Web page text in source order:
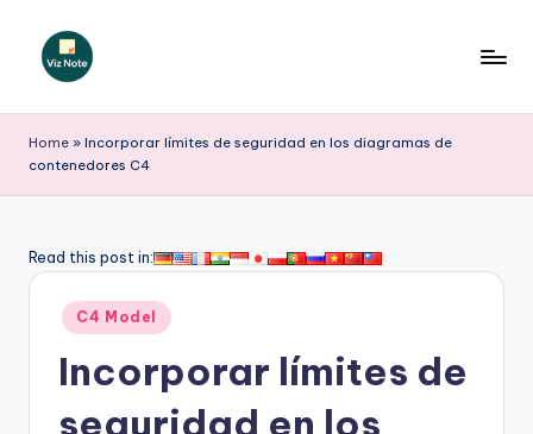
Saltar
iz
N
t
Home » Incorporar límites de seguridad en los diagramas de
contenedores C4
Read this post in:
Publicado
en
C4 Model
Incorporar límites de
seguridad en los